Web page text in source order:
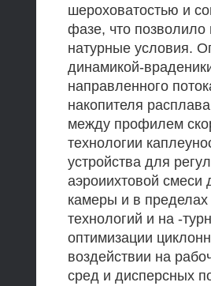
шероховатостью и
фазе, что позволило
натурные условия.
динамикой-
направленного
накопителя
между профилем
технологии
устройства для
аэроиихтовой смеси
камеры и в пределах
технологий и на -
оптимизации
воздействии на
сред и дисперсных